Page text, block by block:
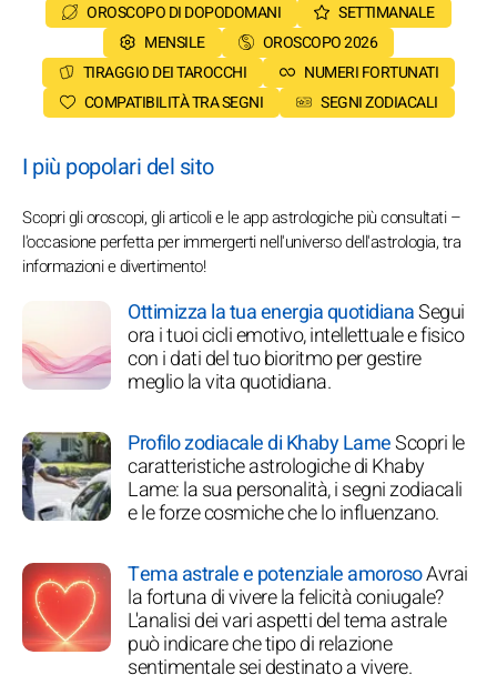
OROSCOPO DI DOPODOMANI
SETTIMANALE
MENSILE
OROSCOPO 2026
TIRAGGIO DEI TAROCCHI
NUMERI FORTUNATI
COMPATIBILITÀ TRA SEGNI
SEGNI ZODIACALI
I più popolari del sito
Scopri gli oroscopi, gli articoli e le app astrologiche più consultati –
l'occasione perfetta per immergerti nell'universo dell'astrologia, tra
informazioni e divertimento!
Ottimizza la tua energia quotidianaSegui
ora i tuoi cicli emotivo, intellettuale e fisico
con i dati del tuo bioritmo per gestire
meglio la vita quotidiana.
Profilo zodiacale di Khaby LameScopri le
caratteristiche astrologiche di Khaby
Lame: la sua personalità, i segni zodiacali
e le forze cosmiche che lo influenzano.
Tema astrale e potenziale amorosoAvrai
la fortuna di vivere la felicità coniugale?
L'analisi dei vari aspetti del tema astrale
può indicare che tipo di relazione
sentimentale sei destinato a vivere.